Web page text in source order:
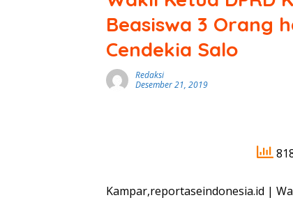
Beasiswa 3 Orang
Cendekia Salo
Redaksi
Desember 21, 2019
Kampar,reportaseindonesia.id |